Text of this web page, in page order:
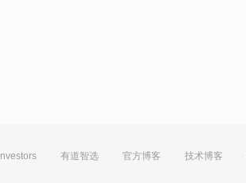
Investors 有道智选 官方博客 技术博客